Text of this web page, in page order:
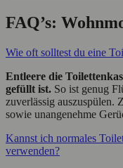
FAQ’s:
Wie oft solltest du eine
Entleere die
gefüllt ist. So ist genug
zuverlässig auszuspülen.
sowie unangenehme
Kannst ich normales
verwenden?